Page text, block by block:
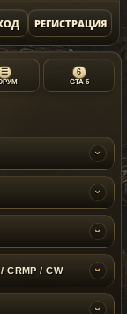
РЕГИСТРАЦИЯ
☰ 6
GTA 6
›
›
›
CRMP / CW ›
›